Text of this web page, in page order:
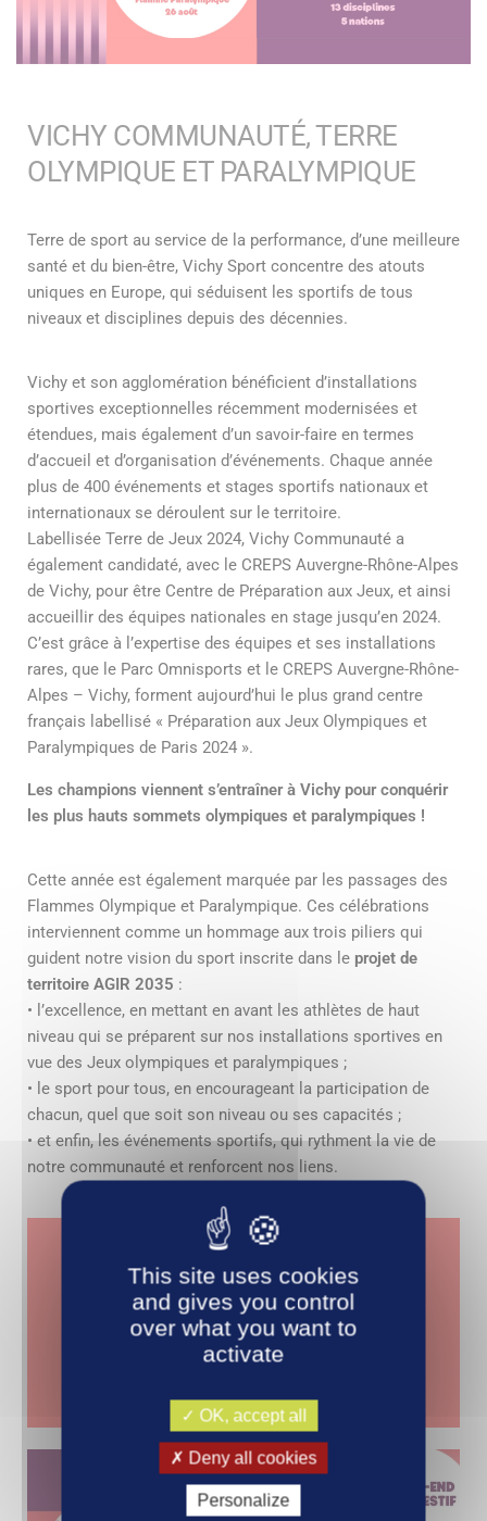
VICHY COMMUNAUTÉ, TERRE
OLYMPIQUE ET PARALYMPIQUE
Terre de sport au service de la performance, d’une meilleure
santé et du bien-être, Vichy Sport concentre des atouts
uniques en Europe, qui séduisent les sportifs de tous
niveaux et disciplines depuis des décennies.
Vichy et son agglomération bénéficient d’installations
sportives exceptionnelles récemment modernisées et
étendues, mais également d’un savoir-faire en termes
d’accueil et d’organisation d’événements. Chaque année
plus de 400 événements et stages sportifs nationaux et
internationaux se déroulent sur le territoire.
Labellisée Terre de Jeux 2024, Vichy Communauté a
également candidaté, avec le CREPS Auvergne-Rhône-Alpes
de Vichy, pour être Centre de Préparation aux Jeux, et ainsi
accueillir des équipes nationales en stage jusqu’en 2024.
C’est grâce à l’expertise des équipes et ses installations
rares, que le Parc Omnisports et le CREPS Auvergne-Rhône-
Alpes – Vichy, forment aujourd’hui le plus grand centre
français labellisé « Préparation aux Jeux Olympiques et
Paralympiques de Paris 2024 ».
Les champions viennent s’entraîner à Vichy pour conquérir
les plus hauts sommets olympiques et paralympiques !
Cette année est également marquée par les passages des
Flammes Olympique et Paralympique. Ces célébrations
interviennent comme un hommage aux trois piliers qui
guident notre vision du sport inscrite dans le projet de
territoire AGIR 2035 :
• l’excellence, en mettant en avant les athlètes de haut
niveau qui se préparent sur nos installations sportives en
vue des Jeux olympiques et paralympiques ;
• le sport pour tous, en encourageant la participation de
chacun, quel que soit son niveau ou ses capacités ;
• et enfin, les événements sportifs, qui rythment la vie de
notre communauté et renforcent nos liens.
This site uses cookies
and gives you control
over what you want to
activate
OK, accept all
Deny all cookies
Personalize